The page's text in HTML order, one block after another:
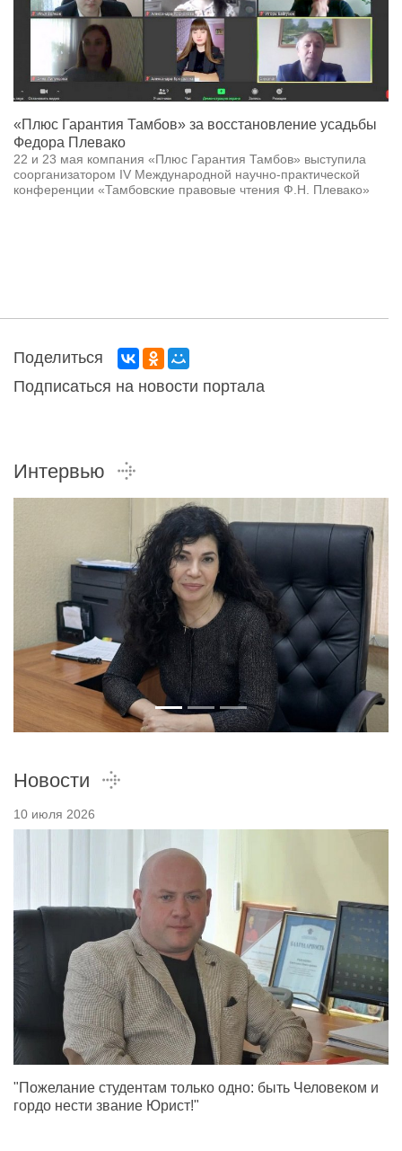
«Плюс Гарантия Тамбов» за восстановление усадьбы
Федора Плевако
22 и 23 мая компания «Плюс Гарантия Тамбов» выступила
соорганизатором IV Международной научно-практической
конференции «Тамбовские правовые чтения Ф.Н. Плевако»
Поделиться
Подписаться на новости портала
Интервью
Новости
10 июля 2026
"Пожелание студентам только одно: быть Человеком и
гордо нести звание Юрист!"